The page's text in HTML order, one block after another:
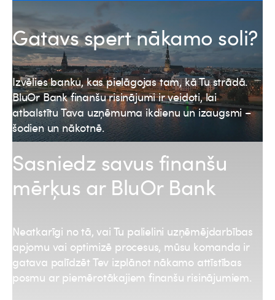
Gatavs spert nākamo soli?
Izvēlies banku, kas pielāgojas tam, kā Tu strādā.
BluOr Bank finanšu risinājumi ir veidoti, lai
atbalstītu Tava uzņēmuma ikdienu un izaugsmi –
šodien un nākotnē.
Sasniedz savus finanšu
mērķus ar BluOr Bank
Neatkarīgi no tā, vai Tu palielini uzņēmējdarbības
apjomu vai optimizē procesus, mūsu komanda ir
gatava palīdzēt Tev izplānot nākamo attīstības
posmu ar piemērotākajiem finanšu risinājumiem.